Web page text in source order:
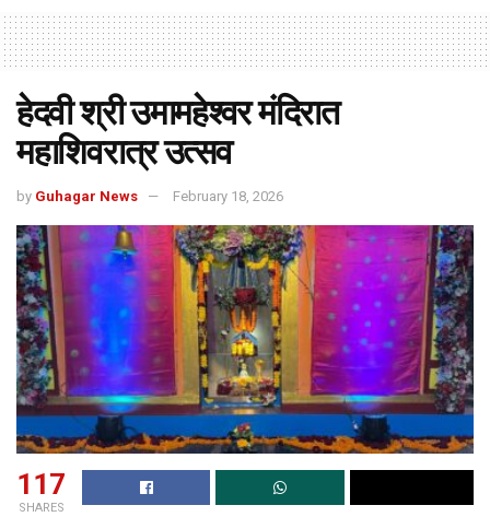
हेदवी श्री उमामहेश्वर मंदिरात
महाशिवरात्र उत्सव
by Guhagar News February 18, 2026
117
SHARES